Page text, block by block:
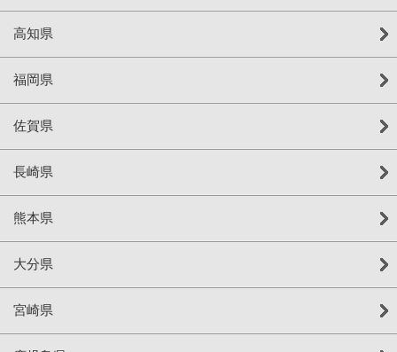
高知県
福岡県
佐賀県
長崎県
熊本県
大分県
宮崎県